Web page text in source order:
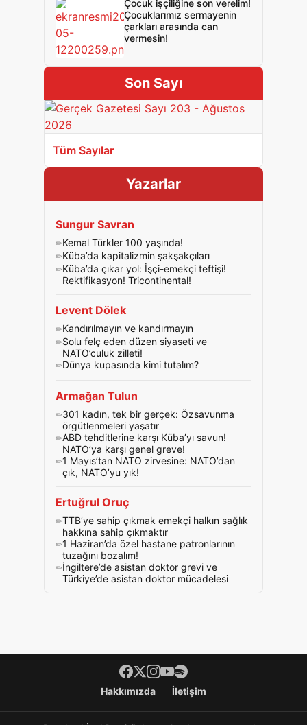
Çocuk işçiliğine son verelim!
Çocuklarımız sermayenin
çarkları arasında can
vermesin!
Son Sayı
Tüm Sayılar
Yazarlar
Sungur Savran
Kemal Türkler 100 yaşında!
Küba’da kapitalizmin şakşakçıları
Küba’da çıkar yol: İşçi-emekçi teftişi!
Rektifikasyon! Tricontinental!
Levent Dölek
Kandırılmayın ve kandırmayın
Solu felç eden düzen siyaseti ve
NATO’culuk zilleti!
Dünya kupasında kimi tutalım?
Armağan Tulun
301 kadın, tek bir gerçek: Özsavunma
örgütlenmeleri yaşatır
ABD tehditlerine karşı Küba’yı savun!
NATO’ya karşı genel greve!
1 Mayıs’tan NATO zirvesine: NATO’dan
çık, NATO’yu yık!
Ertuğrul Oruç
TTB’ye sahip çıkmak emekçi halkın sağlık
hakkına sahip çıkmaktır
1 Haziran’da özel hastane patronlarının
tuzağını bozalım!
İngiltere’de asistan doktor grevi ve
Türkiye’de asistan doktor mücadelesi
Footer menüHakkımızda İletişim